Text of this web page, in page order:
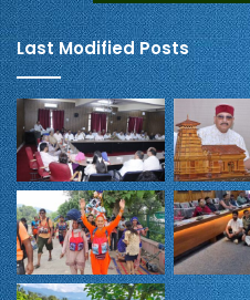
Last Modified Posts